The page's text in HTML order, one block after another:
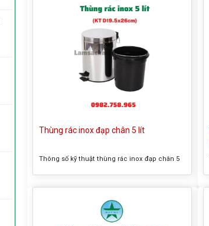
Thùng rác inox đạp chân 5 lít
Thông số kỹ thuật thùng rác inox đạp chân 5
Chất liệu : inox – Có giỏ nhựa PP đựng rác
bên trong Thông Tin Về...